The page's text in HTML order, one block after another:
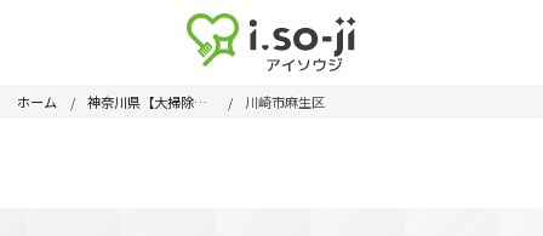
ホーム 神奈川県【大掃除代行】 川崎市麻生区